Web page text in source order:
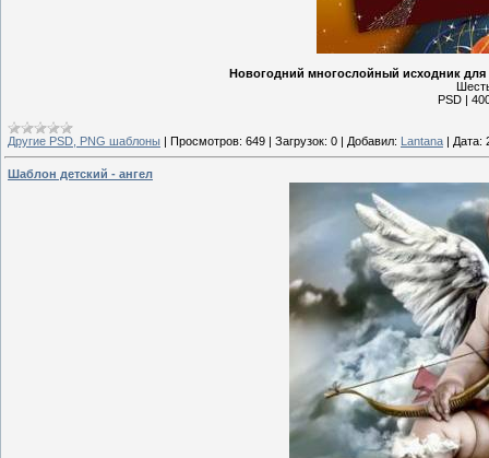
Новогодний многослойный исходник
PSD |
Другие PSD, PNG шаблоны | Просмотров: 649 | Загрузок: 0 | Добавил: Lantana | Дата:
Шаблон детский - ангел